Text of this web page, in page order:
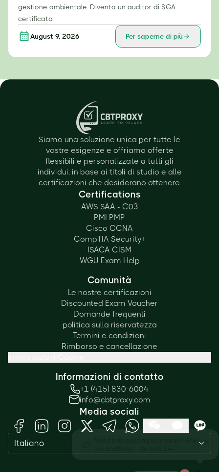
gestione ambientale. Diventa un auditor di SGA
certificato.
August 9, 2026 Per saperne di più
Siamo una soluzione unica per tutte le
vostre esigenze e offriamo offerte
flessibili e personalizzate a tutti gli
individui, in base ai titoli di studio e alle
certificazioni che desiderano ottenere.
Certifications
AWS SAA - C03
PMI PMP
Cisco CCNA
CompTIA Security+
ISACA CISM
WGU Exam Help
Comunità
Le nostre certificazioni
Discounted Exam Voucher
Domande frequenti
politica sulla riservatezza
Termini e condizioni
Rimborso e cancellazione
Informazioni di contatto
+1 (415) 830-6004
info@cbtproxy.com
Media sociali
Italiano